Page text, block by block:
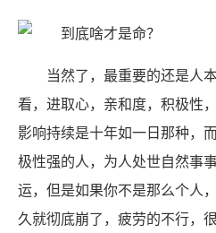
当然了，最重要的还是人
看，进取心，亲和度，积极性
影响持续是十年如一日那种，
极性强的人，为人处世自然事
运，但是如果你不是那么个人
久就彻底崩了，疲劳的不行，